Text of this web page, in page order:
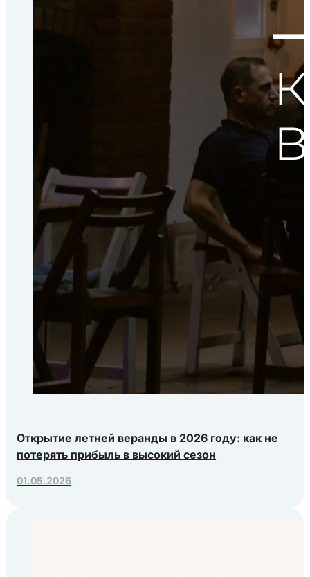
Открытие летней веранды в 2026 году: как не
потерять прибыль в высокий сезон
01.05.2026